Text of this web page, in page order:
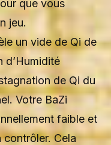
que vous
jeu.
un vide de Qi de
d’Humidité
de Qi du
Votre BaZi
faible et
contrôler. Cela